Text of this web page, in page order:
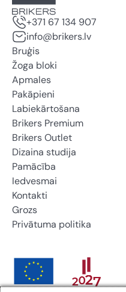
+371 67 134 907
info@brikers.lv
Bruģis
Žoga bloki
Apmales
Pakāpieni
Labiekārtošana
Brikers Premium
Brikers Outlet
Dizaina studija
Pamācība
Iedvesmai
Kontakti
Grozs
Privātuma politika